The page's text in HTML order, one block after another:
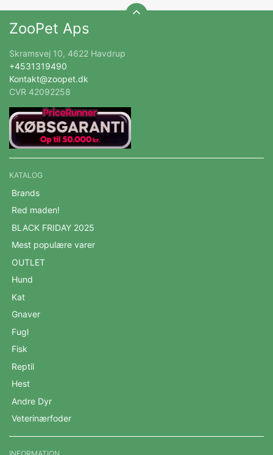
ZooPet Aps
Skramsvej 10, 4622 Havdrup
+4531319490
Kontakt@zoopet.dk
CVR 42092258
KATALOG
Brands
Red maden!
BLACK FRIDAY 2025
Mest populære varer
OUTLET
Hund
Kat
Gnaver
Fugl
Fisk
Reptil
Hest
Andre Dyr
Veterinærfoder